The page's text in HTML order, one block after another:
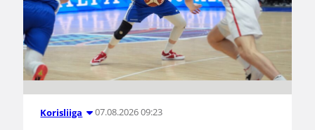
Korisliiga 07.08.2026 09:23